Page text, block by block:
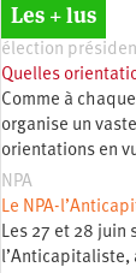
Les + lus
élection
Quelles
Comme à
organise un
orientations en
NPA
Le NPA-
Les 27 et 28 juin
l’Anticapitaliste,